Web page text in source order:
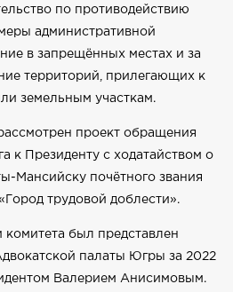
по противодействию
административной
в запрещённых местах и за
территорий, прилегающих к
земельным участкам.
проект обращения
к Президенту с ходатайством о
Мансийску почётного звания
трудовой доблести».
комитета был представлен
палаты Югры за 2022
Валерием Анисимовым.